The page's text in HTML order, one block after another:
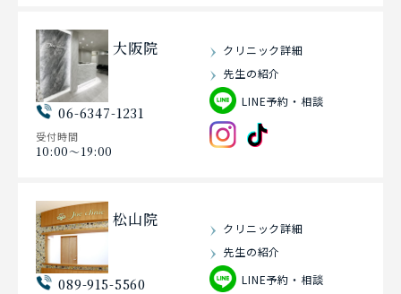
大阪院
06-6347-1231
受付時間
10:00〜19:00
クリニック詳細
先生の紹介
LINE予約・相談
松山院
089-915-5560
クリニック詳細
先生の紹介
LINE予約・相談